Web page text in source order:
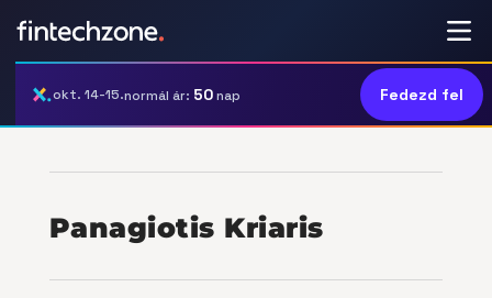
okt. 14-15.normál ár: 50nap Fedezd fel
Panagiotis Kriaris